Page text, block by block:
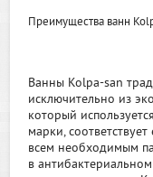
Преимущества ванн
Ванны Kolpa-san
исключительно из
который
марки,
всем необходимым
в